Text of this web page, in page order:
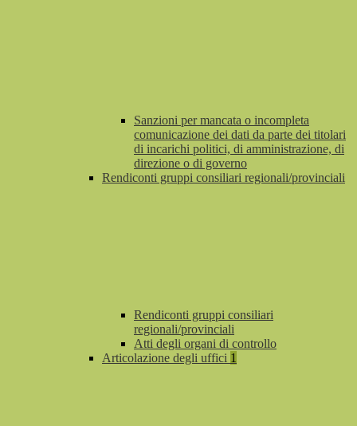
Sanzioni per mancata o incompleta
comunicazione dei dati da parte dei titolari
di incarichi politici, di amministrazione, di
direzione o di governo
Rendiconti gruppi consiliari regionali/provinciali
Rendiconti gruppi consiliari
regionali/provinciali
Atti degli organi di controllo
Articolazione degli uffici 1